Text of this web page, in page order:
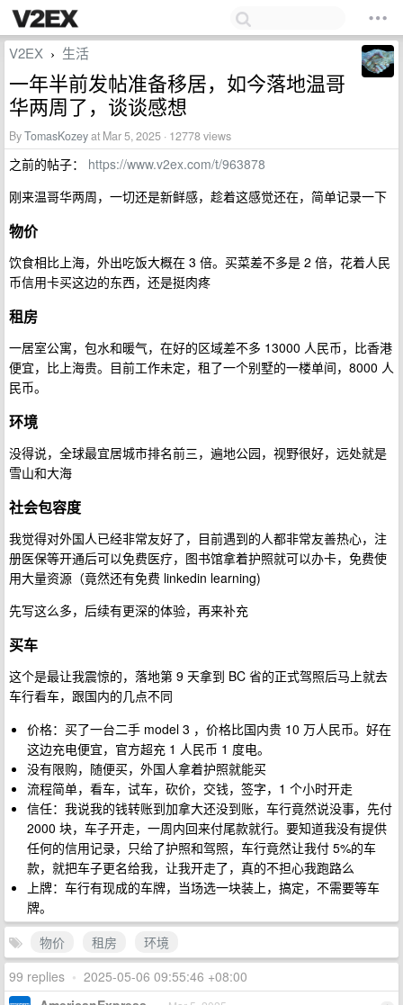
V2EX › 生活
一年半前发帖准备移居，如今落地温哥
华两周了，谈谈感想
ByTomasKozeyat Mar 5, 2025 · 12778 views
之前的帖子： https://www.v2ex.com/t/963878
刚来温哥华两周，一切还是新鲜感，趁着这感觉还在，简单记录一下
物价
饮食相比上海，外出吃饭大概在 3 倍。买菜差不多是 2 倍，花着人民
币信用卡买这边的东西，还是挺肉疼
租房
一居室公寓，包水和暖气，在好的区域差不多 13000 人民币，比香港
便宜，比上海贵。目前工作未定，租了一个别墅的一楼单间，8000 人
民币。
环境
没得说，全球最宜居城市排名前三，遍地公园，视野很好，远处就是
雪山和大海
社会包容度
我觉得对外国人已经非常友好了，目前遇到的人都非常友善热心，注
册医保等开通后可以免费医疗，图书馆拿着护照就可以办卡，免费使
用大量资源（竟然还有免费 linkedin learning)
先写这么多，后续有更深的体验，再来补充
买车
这个是最让我震惊的，落地第 9 天拿到 BC 省的正式驾照后马上就去
车行看车，跟国内的几点不同
价格：买了一台二手 model 3 ，价格比国内贵 10 万人民币。好在
这边充电便宜，官方超充 1 人民币 1 度电。
没有限购，随便买，外国人拿着护照就能买
流程简单，看车，试车，砍价，交钱，签字，1 个小时开走
信任：我说我的钱转账到加拿大还没到账，车行竟然说没事，先付
2000 块，车子开走，一周内回来付尾款就行。要知道我没有提供
任何的信用记录，只给了护照和驾照，车行竟然让我付 5%的车
款，就把车子更名给我，让我开走了，真的不担心我跑路么
上牌：车行有现成的车牌，当场选一块装上，搞定，不需要等车
牌。
物价
租房
环境
99 replies • 2025-05-06 09:55:46 +08:00